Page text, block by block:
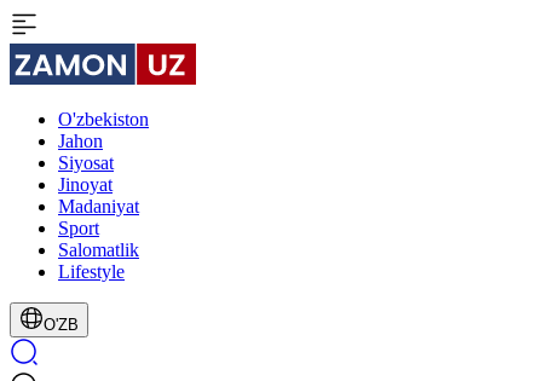
O'zbekiston
Jahon
Siyosat
Jinoyat
Madaniyat
Sport
Salomatlik
Lifestyle
O'ZB